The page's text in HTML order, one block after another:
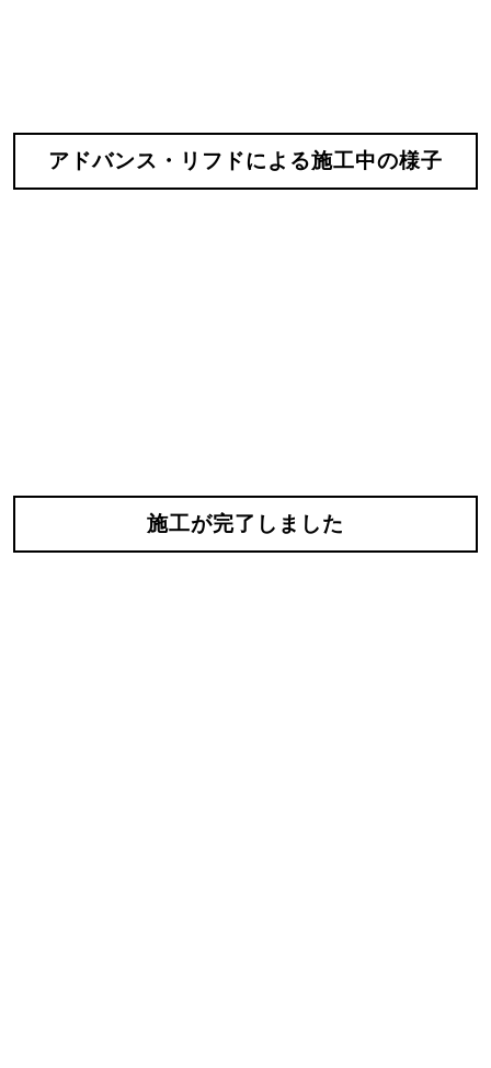
アドバンス・リフドによる施工中の様子
施工が完了しました